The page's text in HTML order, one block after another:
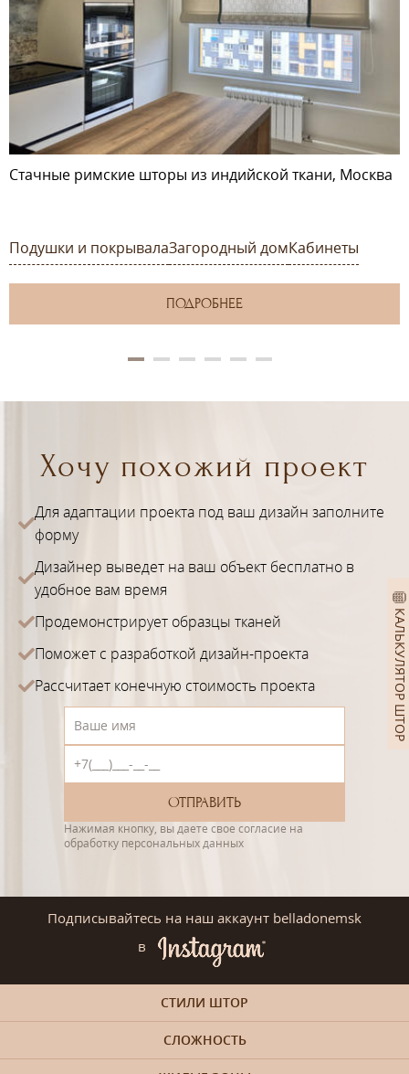
КАЛЬКУЛЯТОР ШТОР
Стачные римские шторы из индийской ткани, Москва
Подушки и покрывалаЗагородный домКабинеты
ПОДРОБНЕЕ
Хочу похожий проект
Для адаптации проекта под ваш дизайн заполните
форму
Дизайнер выведет на ваш объект бесплатно в
удобное вам время
Продемонстрирует образцы тканей
Поможет с разработкой дизайн-проекта
Рассчитает конечную стоимость проекта
Нажимая кнопку, вы даете свое согласие на
обработку персональных данных
Подписывайтесь на наш аккаунт belladonemsk
в
СТИЛИ ШТОР
СЛОЖНОСТЬ